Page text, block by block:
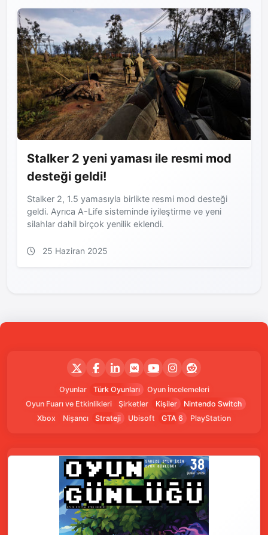
Stalker 2 yeni yaması ile resmi mod
desteği geldi!
Stalker 2, 1.5 yamasıyla birlikte resmi mod desteği
geldi. Ayrıca A-Life sisteminde iyileştirme ve yeni
silahlar dahil birçok yenilik eklendi.
25 Haziran 2025
Oyunlar Türk Oyunları
Oyun İncelemeleri
Oyun Fuarı ve Etkinlikleri
Şirketler Kişiler
Nintendo Switch
Xbox
Nişancı Strateji Ubisoft GTA 6 PlayStation